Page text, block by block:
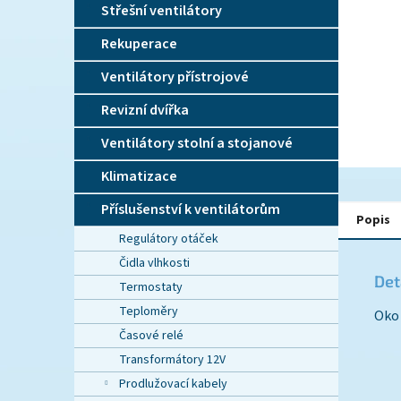
e
Střešní ventilátory
Rekuperace
Ventilátory přístrojové
Revizní dvířka
Ventilátory stolní a stojanové
Klimatizace
Příslušenství k ventilátorům
Regulátory otáček
Čidla vlhkosti
Termostaty
Teploměry
Časové relé
Transformátory 12V
Prodlužovací kabely
Popis